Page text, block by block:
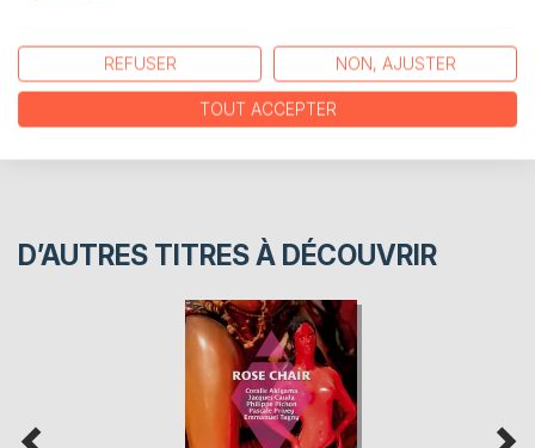
AVIS
D’AUTRES TITRES À DÉCOUVRIR
REFUSER NON, AJUSTER
TOUT ACCEPTER